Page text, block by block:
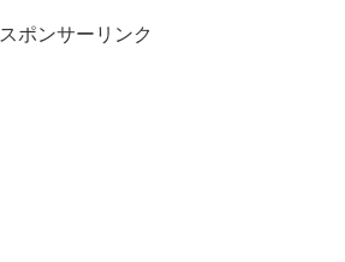
スポンサーリンク